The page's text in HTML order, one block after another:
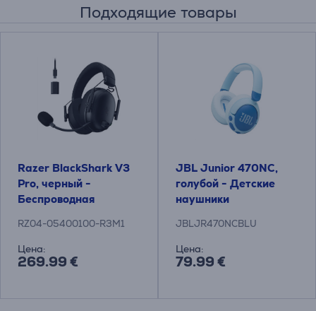
Подходящие товары
Razer BlackShark V3
Pro, черный -
Беспроводная
RZ04-05400100-R3M1
Цена:
269.99 €
JBL Junior 470NC,
голубой - Детские
наушники
JBLJR470NCBLU
Цена:
79.99 €